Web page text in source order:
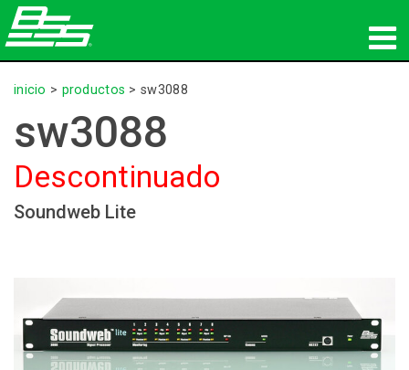
productos
Audio en red
dónde comprar
noticias
Nuestra historia
inicio > productos >sw3088
sw3088
Descontinuado
Soundweb Lite